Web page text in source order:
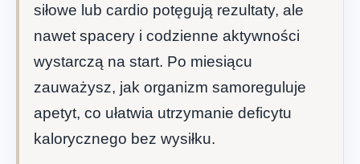
siłowe lub cardio potęgują rezultaty, ale
nawet spacery i codzienne aktywności
wystarczą na start. Po miesiącu
zauważysz, jak organizm samoreguluje
apetyt, co ułatwia utrzymanie deficytu
kalorycznego bez wysiłku.